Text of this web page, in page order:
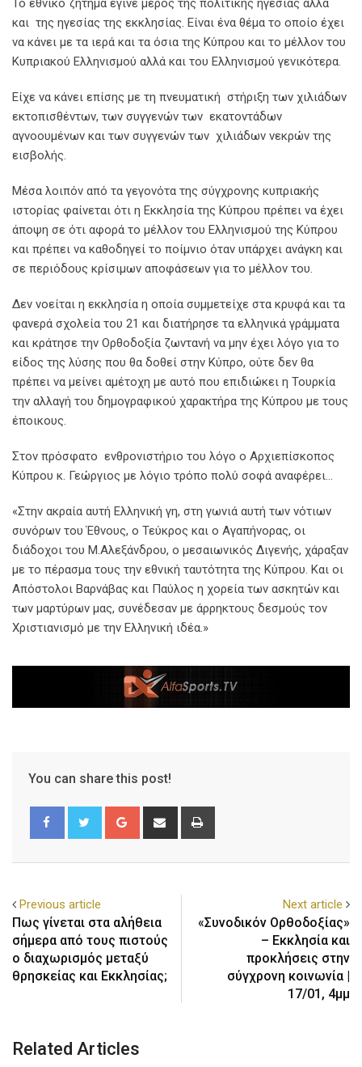
Το εθνικό ζήτημα έγινε μέρος της πολιτικής ηγεσίας αλλά
και της ηγεσίας της εκκλησίας. Είναι ένα θέμα το οποίο έχει
να κάνει με τα ιερά και τα όσια της Κύπρου και το μέλλον του
Κυπριακού Ελληνισμού αλλά και του Ελληνισμού γενικότερα.
Είχε να κάνει επίσης με τη πνευματική στήριξη των χιλιάδων
εκτοπισθέντων, των συγγενών των εκατοντάδων
αγνοουμένων και των συγγενών των χιλιάδων νεκρών της
εισβολής.
Μέσα λοιπόν από τα γεγονότα της σύγχρονης κυπριακής
ιστορίας φαίνεται ότι η Εκκλησία της Κύπρου πρέπει να έχει
άποψη σε ότι αφορά το μέλλον του Ελληνισμού της Κύπρου
και πρέπει να καθοδηγεί το ποίμνιο όταν υπάρχει ανάγκη και
σε περιόδους κρίσιμων αποφάσεων για το μέλλον του.
Δεν νοείται η εκκλησία η οποία συμμετείχε στα κρυφά και τα
φανερά σχολεία του 21 και διατήρησε τα ελληνικά γράμματα
και κράτησε την Ορθοδοξία ζωντανή να μην έχει λόγο για το
είδος της λύσης που θα δοθεί στην Κύπρο, ούτε δεν θα
πρέπει να μείνει αμέτοχη με αυτό που επιδιώκει η Τουρκία
την αλλαγή του δημογραφικού χαρακτήρα της Κύπρου με τους
έποικους.
Στον πρόσφατο ενθρονιστήριο του λόγο ο Αρχιεπίσκοπος
Κύπρου κ. Γεώργιος με λόγιο τρόπο πολύ σοφά αναφέρει…
«Στην ακραία αυτή Ελληνική γη, στη γωνιά αυτή των νότιων
συνόρων του Έθνους, ο Τεύκρος και ο Αγαπήνορας, οι
διάδοχοι του Μ.Αλεξάνδρου, ο μεσαιωνικός Διγενής, χάραξαν
με το πέρασμα τους την εθνική ταυτότητα της Κύπρου. Και οι
Απόστολοι Βαρνάβας και Παύλος η χορεία των ασκητών και
των μαρτύρων μας, συνέδεσαν με άρρηκτους δεσμούς τον
Χριστιανισμό με την Ελληνική ιδέα.»
You can share this post!
Previous article
Πως γίνεται στα αλήθεια
σήμερα από τους πιστούς
ο διαχωρισμός μεταξύ
θρησκείας και Εκκλησίας;
Next article
«Συνοδικόν Ορθοδοξίας»
– Εκκλησία και
προκλήσεις στην
σύγχρονη κοινωνία |
17/01, 4μμ
Related Articles